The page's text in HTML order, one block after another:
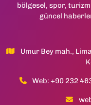
bölgesel, spor,
güncel
Umur Bey mah.,
Web: +90 232